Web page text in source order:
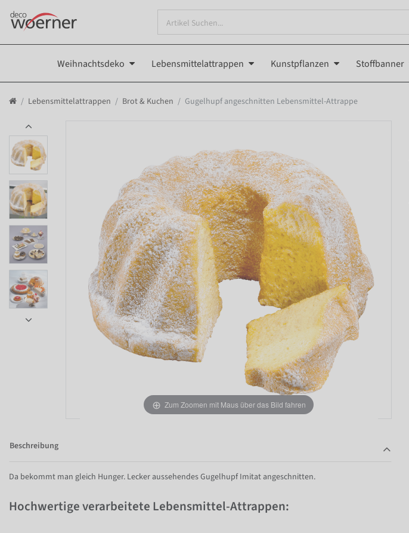
Weihnachtsdeko Lebensmittelattrappen Kunstpflanzen Stoffbanner
Lebensmittelattrappen Brot & Kuchen Gugelhupf angeschnitten Lebensmittel-Attrappe
Zum Zoomen mit Maus über das Bild fahren
Beschreibung
Da bekommt man gleich Hunger. Lecker aussehendes Gugelhupf Imitat angeschnitten.
Hochwertige verarbeitete Lebensmittel-Attrappen: